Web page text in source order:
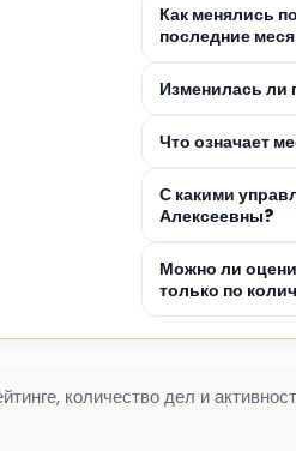
Как менялись
последние
Изменилась ли
Что означает
С какими
Алексеевны?
Можно ли
только по
количество дел и